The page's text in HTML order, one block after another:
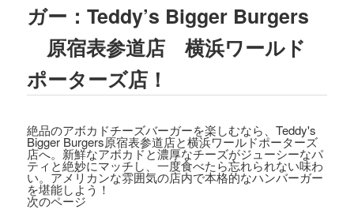
2022.09.21
主婦と生活社「JUNON 2022年11月号」
にて、TEDDY'S BIGGER BURGERSの
「メガモンスターバーガー」など
2022.09.13
日之出出版「 Fine 2022年10月号」にて、
テディーズビガーバーガー原宿表参道店
が紹介されました。
ガー：Teddy’s Bigger Burgers
原宿表参道店 横浜ワールド
ポーターズ店！
絶品のアボカドチーズバーガーを楽しむなら、Teddy's
Bigger Burgers原宿表参道店と横浜ワールドポーターズ
店へ。新鮮なアボカドと濃厚なチーズがジューシーなパ
ティと絶妙にマッチし、一度食べたら忘れられない味わ
い。アメリカンな雰囲気の店内で本格的なハンバーガー
を堪能しよう！
次のページ